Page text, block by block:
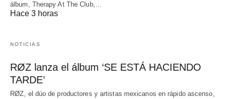
álbum, Therapy At The Club,…
Hace 3 horas
NOTICIAS
RØZ lanza el álbum ‘SE ESTÁ HACIENDO
TARDE’
RØZ, el dúo de productores y artistas mexicanos en rápido ascenso,